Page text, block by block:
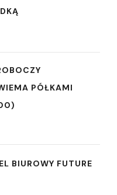
PÓŁKAMI
BIUROWY FUTURE